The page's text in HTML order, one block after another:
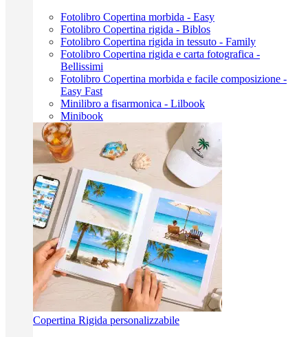
Fotolibro Copertina morbida - Easy
Fotolibro Copertina rigida - Biblos
Fotolibro Copertina rigida in tessuto - Family
Fotolibro Copertina rigida e carta fotografica -
Bellissimi
Fotolibro Copertina morbida e facile composizione -
Easy Fast
Minilibro a fisarmonica - Lilbook
Minibook
Copertina Rigida personalizzabile